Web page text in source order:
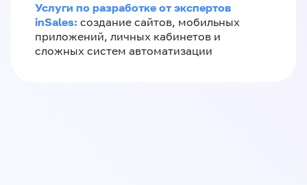
Услуги по разработке от экспертов
inSales: создание сайтов, мобильных
приложений, личных кабинетов и
сложных систем автоматизации